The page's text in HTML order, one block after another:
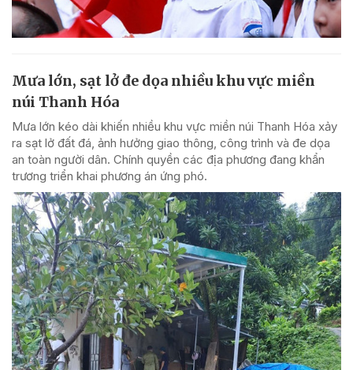
Mưa lớn, sạt lở đe dọa nhiều khu vực miền
núi Thanh Hóa
Mưa lớn kéo dài khiến nhiều khu vực miền núi Thanh Hóa xảy
ra sạt lở đất đá, ảnh hưởng giao thông, công trình và đe dọa
an toàn người dân. Chính quyền các địa phương đang khẩn
trương triển khai phương án ứng phó.